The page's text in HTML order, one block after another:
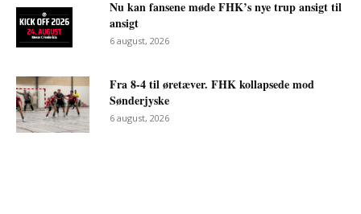
Nu kan fansene møde FHK’s nye trup ansigt til
ansigt
6 august, 2026
Fra 8-4 til øretæver. FHK kollapsede mod
Sønderjyske
6 august, 2026